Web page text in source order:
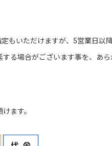
もいただけますが、5営業日
る場合がございます事を、あら
ます。